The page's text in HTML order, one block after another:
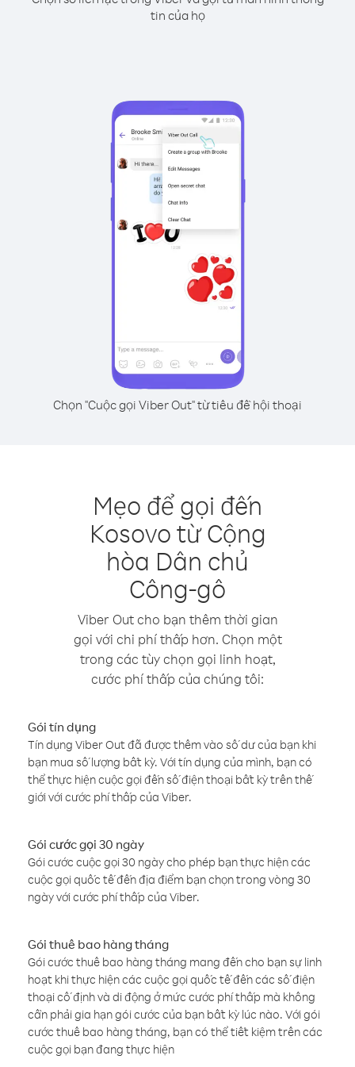
tin của họ
Chọn "Cuộc gọi Viber Out" từ tiêu đề hội thoại
Mẹo để gọi đến
Kosovo từ Cộng
hòa Dân chủ
Công-gô
Viber Out cho bạn thêm thời gian
gọi với chi phí thấp hơn. Chọn một
trong các tùy chọn gọi linh hoạt,
cước phí thấp của chúng tôi:
Gói tín dụng
Tín dụng Viber Out đã được thêm vào số dư của bạn khi
bạn mua số lượng bất kỳ. Với tín dụng của mình, bạn có
thể thực hiện cuộc gọi đến số điện thoại bất kỳ trên thế
giới với cước phí thấp của Viber.
Gói cước gọi 30 ngày
Gói cước cuộc gọi 30 ngày cho phép bạn thực hiện các
cuộc gọi quốc tế đến địa điểm bạn chọn trong vòng 30
ngày với cước phí thấp của Viber.
Gói thuê bao hàng tháng
Gói cước thuê bao hàng tháng mang đến cho bạn sự linh
hoạt khi thực hiện các cuộc gọi quốc tế đến các số điện
thoại cố định và di động ở mức cước phí thấp mà không
cần phải gia hạn gói cước của bạn bất kỳ lúc nào. Với gói
cước thuê bao hàng tháng, bạn có thể tiết kiệm trên các
cuộc gọi bạn đang thực hiện